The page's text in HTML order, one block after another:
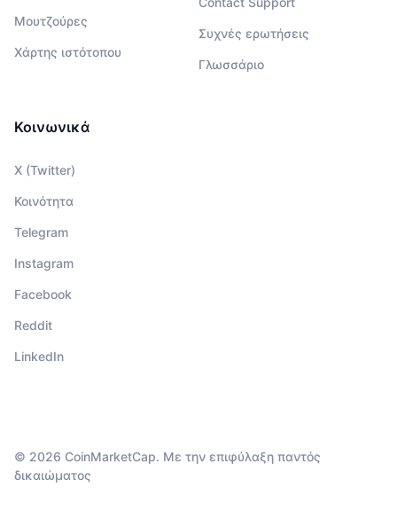
Μουτζούρες
Χάρτης ιστότοπου
Συχνές ερωτήσεις
Γλωσσάριο
Κοινωνικά
X (Twitter)
Κοινότητα
Telegram
Instagram
Facebook
Reddit
LinkedIn
© 2026 CoinMarketCap. Με την επιφύλαξη παντός
δικαιώματος